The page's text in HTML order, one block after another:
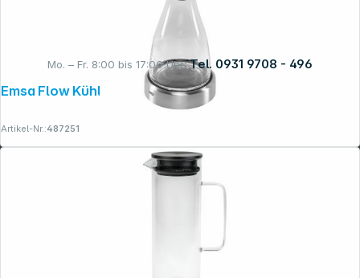
Mo. – Fr. 8:00 bis 17:00 Uhr: Tel. 0931 9708 - 496
Emsa Flow Kühlkaraffe 1,0l glas 505219
Artikel-Nr.:487251
Rechtliches